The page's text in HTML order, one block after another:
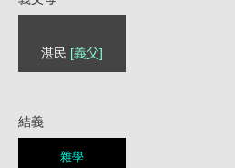
湛民 [義父]
結義
雜學